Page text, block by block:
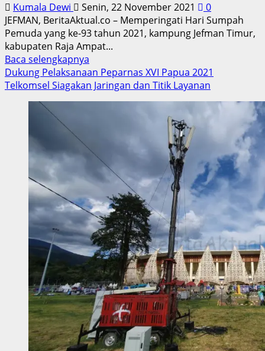
Kumala Dewi Senin, 22 November 2021
0
JEFMAN, BeritaAktual.co – Memperingati Hari Sumpah
Pemuda yang ke-93 tahun 2021, kampung Jefman Timur,
kabupaten Raja Ampat...
Baca selengkapnya
more
about
Kampung
Jefman
Buka
Turnamen
Bola
Dan
Voli
Dukung Pelaksanaan Peparnas XVI Papua 2021
Telkomsel Siagakan Jaringan dan Titik Layanan